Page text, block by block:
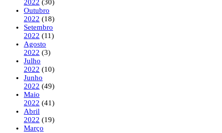
2022 (30)
Outubro
2022 (18)
Setembro
2022 (11)
Agosto
2022 (3)
Julho
2022 (10)
Junho
2022 (49)
Maio
2022 (41)
Abril
2022 (19)
Março